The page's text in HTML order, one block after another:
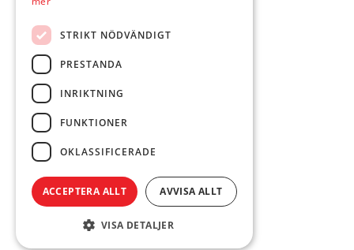
STRIKT NÖDVÄNDIGT
PRESTANDA
INRIKTNING
FUNKTIONER
OKLASSIFICERADE
ACCEPTERA ALLT AVVISA ALLT
VISA DETALJER